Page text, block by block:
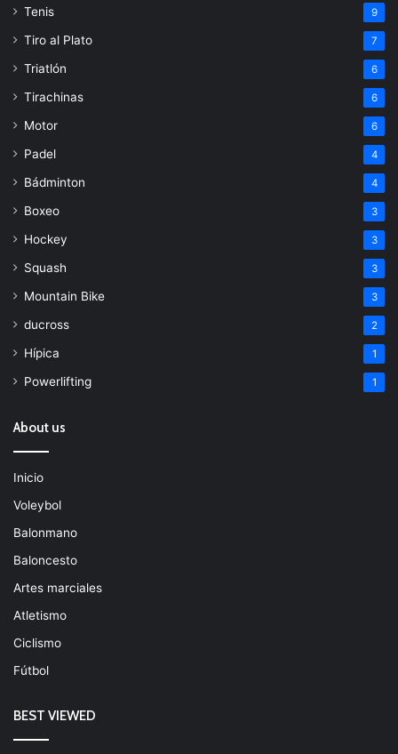
Tenis 9
Tiro al Plato 7
Triatlón 6
Tirachinas 6
Motor 6
Padel 4
Bádminton 4
Boxeo 3
Hockey 3
Squash 3
Mountain Bike 3
ducross 2
Hípica 1
Powerlifting 1
About us
Inicio
Voleybol
Balonmano
Baloncesto
Artes marciales
Atletismo
Ciclismo
Fútbol
BEST VIEWED